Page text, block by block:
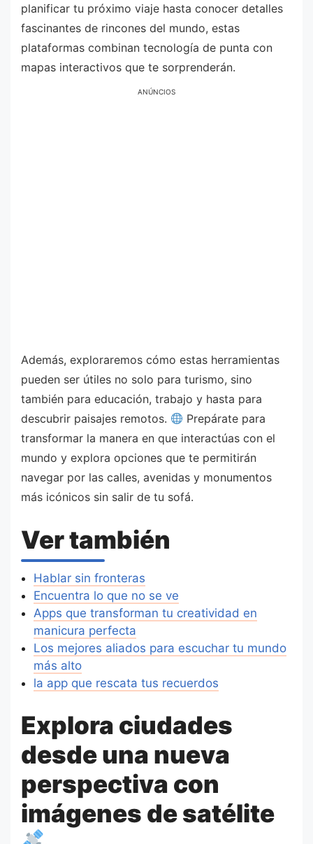
planificar tu próximo viaje hasta conocer detalles
fascinantes de rincones del mundo, estas
plataformas combinan tecnología de punta con
mapas interactivos que te sorprenderán.
ANÚNCIOS
Además, exploraremos cómo estas herramientas
pueden ser útiles no solo para turismo, sino
también para educación, trabajo y hasta para
descubrir paisajes remotos.
Prepárate para
transformar la manera en que interactúas con el
mundo y explora opciones que te permitirán
navegar por las calles, avenidas y monumentos
más icónicos sin salir de tu sofá.
Ver también
Hablar sin fronteras
Encuentra lo que no se ve
Apps que transforman tu creatividad en
manicura perfecta
Los mejores aliados para escuchar tu mundo
más alto
la app que rescata tus recuerdos
Explora ciudades
desde una nueva
perspectiva con
imágenes de satélite